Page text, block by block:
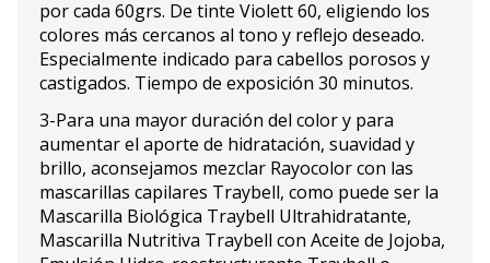
por cada 60grs. De tinte Violett 60, eligiendo los
colores más cercanos al tono y reflejo deseado.
Especialmente indicado para cabellos porosos y
castigados. Tiempo de exposición 30 minutos.
3-Para una mayor duración del color y para
aumentar el aporte de hidratación, suavidad y
brillo, aconsejamos mezclar Rayocolor con las
mascarillas capilares Traybell, como puede ser la
Mascarilla Biológica Traybell Ultrahidratante,
Mascarilla Nutritiva Traybell con Aceite de Jojoba,